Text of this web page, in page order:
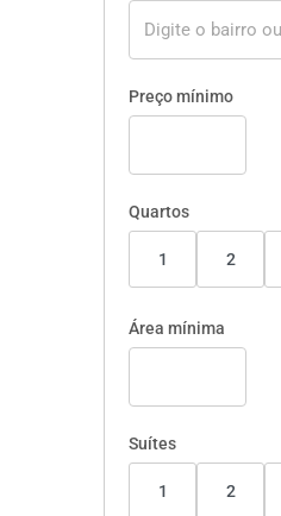
Preço mínimo
Quartos
1 2
Área mínima
Suítes
1 2